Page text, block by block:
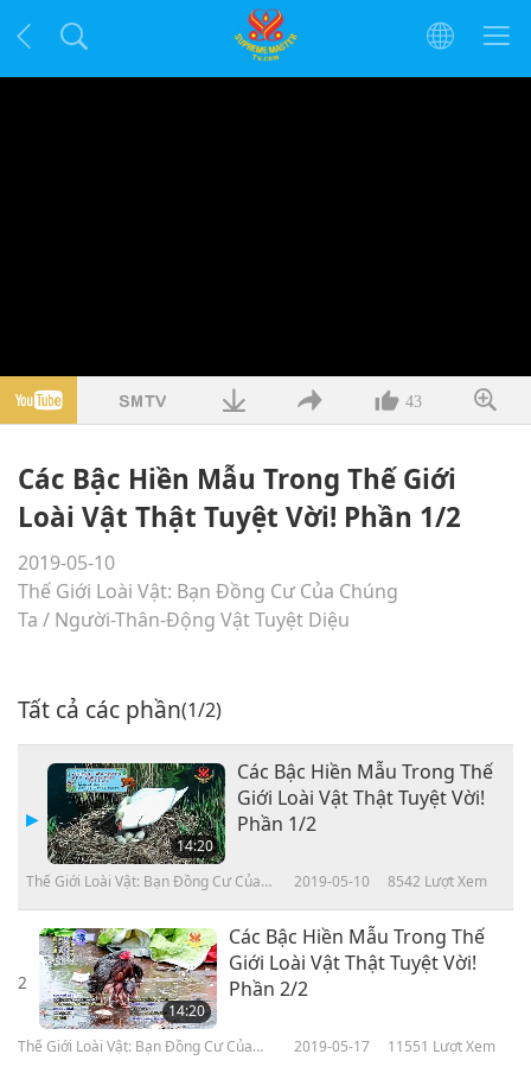
43
Các Bậc Hiền Mẫu Trong Thế Giới
Loài Vật Thật Tuyệt Vời! Phần 1/2
2019-05-10
Thế Giới Loài Vật: Bạn Đồng Cư Của Chúng
Ta / Người-Thân-Động Vật Tuyệt Diệu
Tất cả các phần(1/2)
14:20
Các Bậc Hiền Mẫu Trong Thế
Giới Loài Vật Thật Tuyệt Vời!
Phần 1/2
Thế Giới Loài Vật: Bạn Đồng Cư Của
2019-05-10 8542 Lượt Xem
2
14:20
Các Bậc Hiền Mẫu Trong Thế
Giới Loài Vật Thật Tuyệt Vời!
Phần 2/2
Thế Giới Loài Vật: Bạn Đồng Cư Của
2019-05-17 11551 Lượt Xem